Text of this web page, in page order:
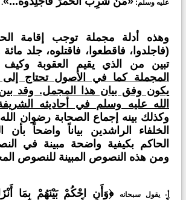
عليه وسلم:
.
وهذه أدلة مجملة توجب إقامة
(فاجلدوا، فاقطعوا، فاقتلوه، جلد
تبين من الذي يقيم العقوبة وكيف
المجملة كما في الأصول تحتاج إلى
يكون وفق بيان هذا المجمل. وقد
الله عليه وسلم في أحاديثه
وكذلك بينه إجماع الصحابة رضوان
الخلفاء الراشدين بياناً واضحاً بأن
الحاكم بكيفية واضحة مبينة في
ومن هذه النصوص المبينة للنصوص
أ- يقول سبحانه ﴿وَأَنِ احْكُمْ بَيْنَهُمْ بِمَا